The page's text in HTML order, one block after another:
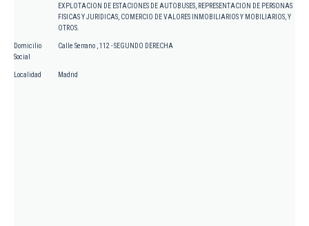
EXPLOTACION DE ESTACIONES DE AUTOBUSES, REPRESENTACION DE PERSONAS
FISICAS Y JURIDICAS, COMERCIO DE VALORES INMOBILIARIOS Y MOBILIARIOS, Y
OTROS.
Domicilio
Social
Calle Serrano , 112 - SEGUNDO DERECHA
Localidad Madrid